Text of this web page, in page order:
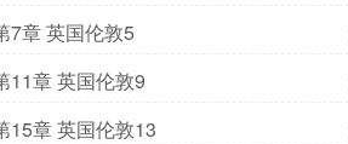
7章 英国伦敦5
11章 英国伦敦9
15章 英国伦敦13